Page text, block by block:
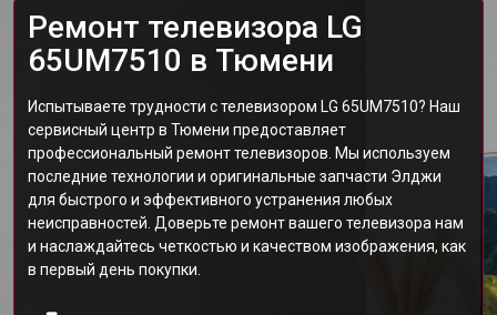
Ремонт телевизора LG
65UM7510 в Тюмени
Испытываете трудности с телевизором LG 65UM7510? Наш
сервисный центр в Тюмени предоставляет
профессиональный ремонт телевизоров. Мы используем
последние технологии и оригинальные запчасти Элджи
для быстрого и эффективного устранения любых
неисправностей. Доверьте ремонт вашего телевизора нам
и наслаждайтесь четкостью и качеством изображения, как
в первый день покупки.